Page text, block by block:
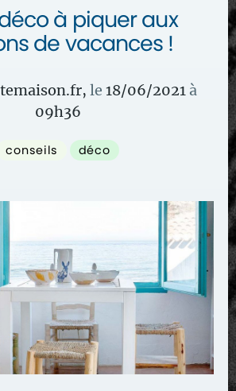
à piquer aux
de vacances !
, le 18/06/2021 à
09h36
conseils déco